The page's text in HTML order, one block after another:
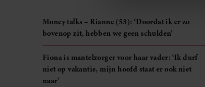
websiteverkeer te
media, adverteren en
verstrekt of die ze
onze website blijft
Money talks – Rianne (53): ‘Doordat ik er zo
bovenop zit, hebben we geen schulden’
Fiona is mantelzorger voor haar vader: ‘Ik durf
niet op vakantie, mijn hoofd staat er ook niet
naar’